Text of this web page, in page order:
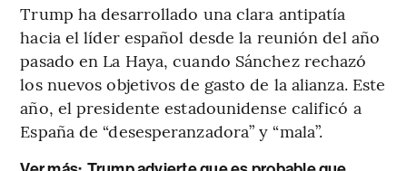
Trump ha desarrollado una clara antipatía
hacia el líder español desde la reunión del año
pasado en La Haya, cuando Sánchez rechazó
los nuevos objetivos de gasto de la alianza. Este
año, el presidente estadounidense calificó a
España de “desesperanzadora” y “mala”.